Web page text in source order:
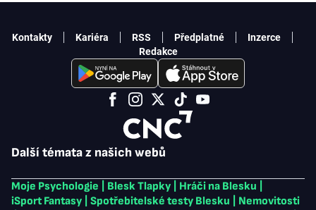
Další témata z našich webů
Moje Psychologie Blesk Tlapky Hráči na Blesku
iSport Fantasy
Spotřebitelské testy Blesku
Nemovitosti
Kontakty Kariéra RSS Předplatné
Inzerce
Redakce